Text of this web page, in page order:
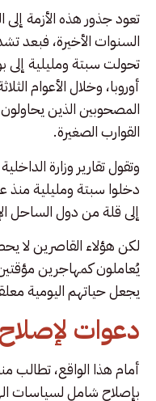
تعود جذور هذه الأزمة
السنوات الأخيرة، فبعد
تحولت سبتة ومليلية إلى
أوروبا، وخلال الأعوام
المصحوبين الذين
القوارب الصغيرة.
إلى قلة من دول الساحل
لكن هؤلاء القاصرين لا
يُعاملون كمهاجرين مؤقتين
يجعل حياتهم اليومية
دعوات
أمام هذا الواقع، تطالب
بإصلاح شامل لسياسات